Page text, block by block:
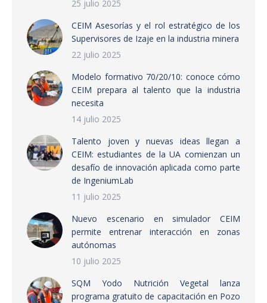
25 julio 2025
CEIM Asesorías y el rol estratégico de los
Supervisores de Izaje en la industria minera
22 julio 2025
Modelo formativo 70/20/10: conoce cómo
CEIM prepara al talento que la industria
necesita
14 julio 2025
Talento joven y nuevas ideas llegan a
CEIM: estudiantes de la UA comienzan un
desafío de innovación aplicada como parte
de IngeniumLab
11 julio 2025
Nuevo escenario en simulador CEIM
permite entrenar interacción en zonas
autónomas
10 julio 2025
SQM Yodo Nutrición Vegetal lanza
programa gratuito de capacitación en Pozo